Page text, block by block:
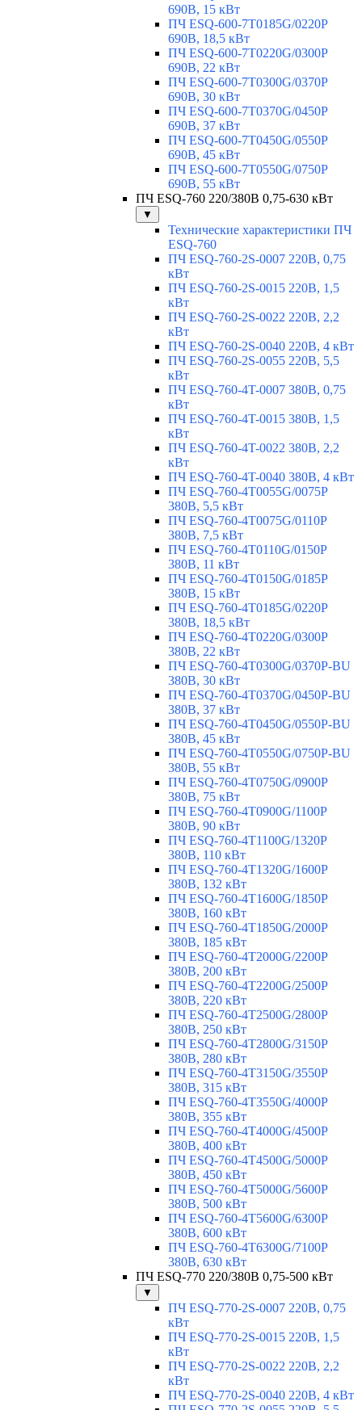
690В, 15 кВт
ПЧ ESQ-600-7T0185G/0220P
690В, 18,5 кВт
ПЧ ESQ-600-7T0220G/0300P
690В, 22 кВт
ПЧ ESQ-600-7T0300G/0370P
690В, 30 кВт
ПЧ ESQ-600-7T0370G/0450P
690В, 37 кВт
ПЧ ESQ-600-7T0450G/0550P
690В, 45 кВт
ПЧ ESQ-600-7T0550G/0750P
690В, 55 кВт
ПЧ ESQ-760 220/380В 0,75-630 кВт
▼
Технические характеристики ПЧ
ESQ-760
ПЧ ESQ-760-2S-0007 220В, 0,75
кВт
ПЧ ESQ-760-2S-0015 220В, 1,5
кВт
ПЧ ESQ-760-2S-0022 220В, 2,2
кВт
ПЧ ESQ-760-2S-0040 220В, 4 кВт
ПЧ ESQ-760-2S-0055 220В, 5,5
кВт
ПЧ ESQ-760-4T-0007 380В, 0,75
кВт
ПЧ ESQ-760-4T-0015 380В, 1,5
кВт
ПЧ ESQ-760-4T-0022 380В, 2,2
кВт
ПЧ ESQ-760-4T-0040 380В, 4 кВт
ПЧ ESQ-760-4T0055G/0075P
380В, 5,5 кВт
ПЧ ESQ-760-4T0075G/0110P
380В, 7,5 кВт
ПЧ ESQ-760-4T0110G/0150P
380В, 11 кВт
ПЧ ESQ-760-4T0150G/0185P
380В, 15 кВт
ПЧ ESQ-760-4T0185G/0220P
380В, 18,5 кВт
ПЧ ESQ-760-4T0220G/0300P
380В, 22 кВт
ПЧ ESQ-760-4T0300G/0370P-BU
380В, 30 кВт
ПЧ ESQ-760-4T0370G/0450P-BU
380В, 37 кВт
ПЧ ESQ-760-4T0450G/0550P-BU
380В, 45 кВт
ПЧ ESQ-760-4T0550G/0750P-BU
380В, 55 кВт
ПЧ ESQ-760-4T0750G/0900P
380В, 75 кВт
ПЧ ESQ-760-4T0900G/1100P
380В, 90 кВт
ПЧ ESQ-760-4T1100G/1320P
380В, 110 кВт
ПЧ ESQ-760-4T1320G/1600P
380В, 132 кВт
ПЧ ESQ-760-4T1600G/1850P
380В, 160 кВт
ПЧ ESQ-760-4T1850G/2000P
380В, 185 кВт
ПЧ ESQ-760-4T2000G/2200P
380В, 200 кВт
ПЧ ESQ-760-4T2200G/2500P
380В, 220 кВт
ПЧ ESQ-760-4T2500G/2800P
380В, 250 кВт
ПЧ ESQ-760-4T2800G/3150P
380В, 280 кВт
ПЧ ESQ-760-4T3150G/3550P
380В, 315 кВт
ПЧ ESQ-760-4T3550G/4000P
380В, 355 кВт
ПЧ ESQ-760-4T4000G/4500P
380В, 400 кВт
ПЧ ESQ-760-4T4500G/5000P
380В, 450 кВт
ПЧ ESQ-760-4T5000G/5600P
380В, 500 кВт
ПЧ ESQ-760-4T5600G/6300P
380В, 600 кВт
ПЧ ESQ-760-4T6300G/7100P
380В, 630 кВт
ПЧ ESQ-770 220/380В 0,75-500 кВт
▼
ПЧ ESQ-770-2S-0007 220В, 0,75
кВт
ПЧ ESQ-770-2S-0015 220В, 1,5
кВт
ПЧ ESQ-770-2S-0022 220В, 2,2
кВт
ПЧ ESQ-770-2S-0040 220В, 4 кВт